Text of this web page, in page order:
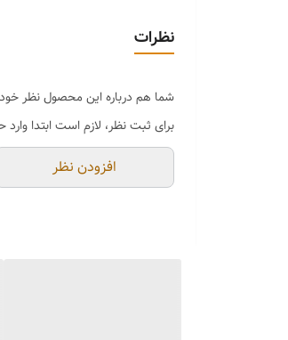
نظرات
شما هم درباره این محصول نظر خود
برای ثبت نظر، لازم است ابتدا
افزودن نظر